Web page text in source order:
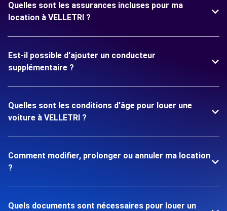
Quelles sont les assurances incluses pour ma
location à VELLETRI ?
Est-il possible d'ajouter un conducteur
supplémentaire ?
Quelles sont les conditions d'âge pour louer une
voiture à VELLETRI ?
Comment modifier, prolonger ou annuler ma location
?
Quels documents sont nécessaires pour louer un